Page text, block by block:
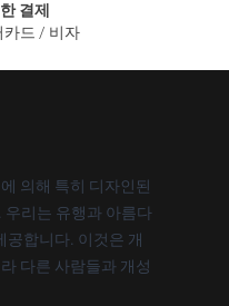
결제
카드 / 비자
의해 특히 디자인된
우리는 유행과 아름다
공합니다. 이것은 개
다른 사람들과 개성